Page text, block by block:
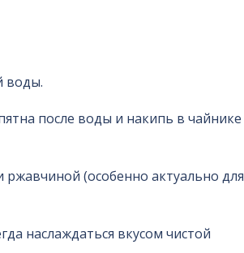
воды.
после воды и накипь в чайнике
(особенно актуально для
наслаждаться вкусом чистой